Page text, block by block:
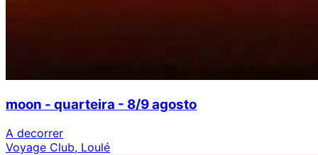
moon - quarteira - 8/9 agosto
A decorrer
Voyage Club, Loulé